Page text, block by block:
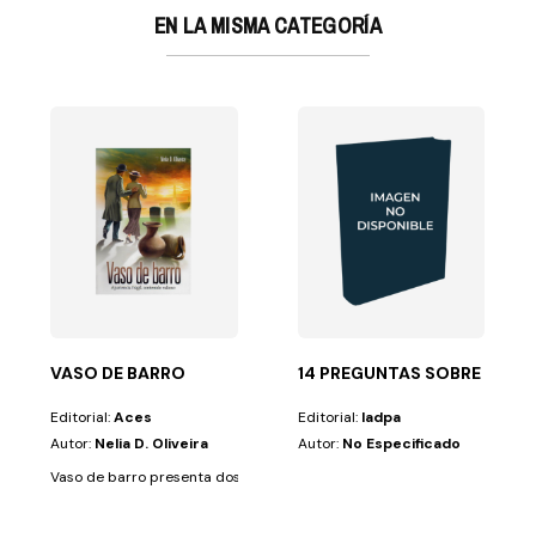
EN LA MISMA CATEGORÍA
se trata de...
SEGUNDA VENIDA?
enfatizado la Segunda Venida. Sin embargo, a más...
VASO DE BARRO
Editorial:Aces
Autor: Nelia D. Oliveira
Vaso de barro presenta dos protagonistas ficticios: los jóvenes
14 PREGUNTAS SOBRE EL
Editorial: Iadpa
Autor: No Especificado